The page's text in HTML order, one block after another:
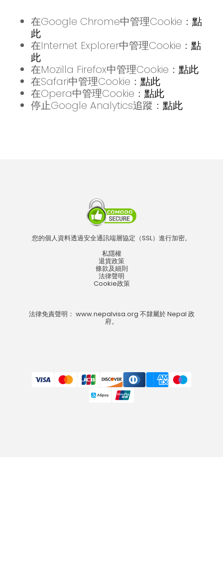
在Google Chrome中管理Cookie： 點
此
在Internet Explorer中管理Cookie： 點
此
在Mozilla Firefox中管理Cookie： 點此
在Safari中管理Cookie： 點此
在Opera中管理Cookie： 點此
停止Google Analytics追蹤： 點此
您的個人資料透過安全通訊端層協定（SSL）進行加密。
私隱權
退貨政策
條款及細則
法律聲明
Cookie政策
法律免責聲明： www.nepalvisa.org 不隸屬於 Nepal 政
府。